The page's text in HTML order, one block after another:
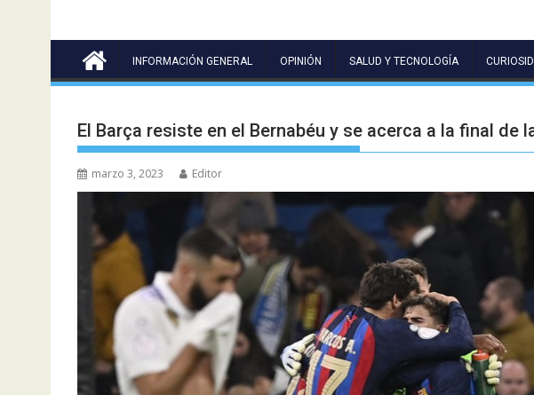
INFORMACIÓN GENERAL OPINIÓN SALUD Y TECNOLOGÍA
El Barça resiste en el Bernabéu y se acerca a la final de
marzo 3, 2023 Editor